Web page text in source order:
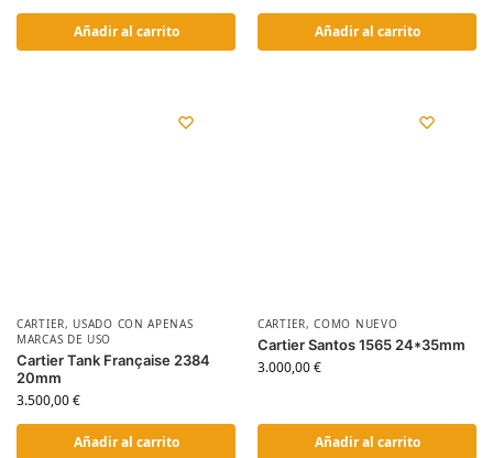
Añadir al carrito Añadir al carrito
CARTIER, USADO CON APENAS
MARCAS DE USO
Cartier Tank Française 2384
20mm
3.500,00€
Añadir al carrito
CARTIER,COMO NUEVO
Cartier Santos 1565 24*35mm
3.000,00€
Añadir al carrito